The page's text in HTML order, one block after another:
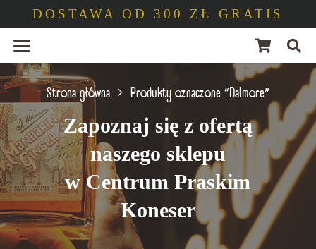
DOSTAWA OD 300 ZŁ GRATIS
Strona główna Produkty oznaczone “Dalmore”
Zapoznaj się z ofertą
naszego sklepu
w Centrum Praskim
Koneser